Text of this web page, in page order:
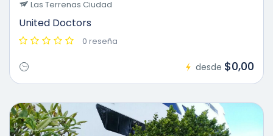
Las Terrenas Ciudad
United Doctors
0 reseña
desde $0,00